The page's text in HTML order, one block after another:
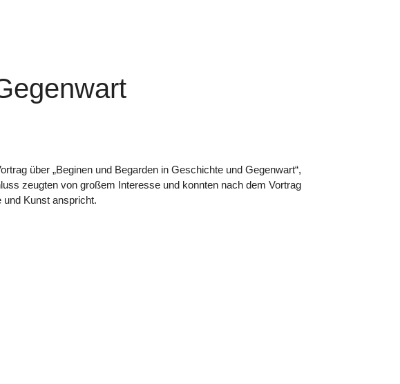
über „Beginen und Begarden in Geschichte und Gegenwart“,
zeugten von großem Interesse und konnten nach dem Vortrag
Kunst anspricht.